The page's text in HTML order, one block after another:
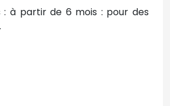
: à partir de 6 mois : pour des